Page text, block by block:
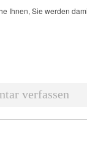
Ihnen, Sie werden
verfassen